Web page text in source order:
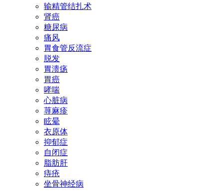
输精管结扎术
肾癌
糖尿病
痛风
胃食管反流症
脱发
胃溃疡
胃癌
哮喘
心脏病
荨麻疹
眩晕
衣原体
抑郁症
自闭症
脂肪肝
痔疮
坐骨神经病